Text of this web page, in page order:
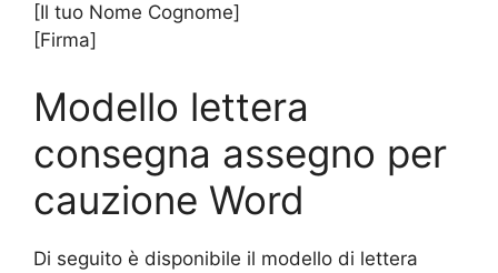
[Il tuo Nome Cognome]
[Firma]
Modello lettera
consegna assegno per
cauzione Word
Di seguito è disponibile il modello di lettera